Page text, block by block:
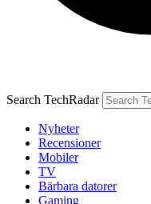
Search TechRadar
Nyheter
Recensioner
Mobiler
TV
Bärbara datorer
Gaming